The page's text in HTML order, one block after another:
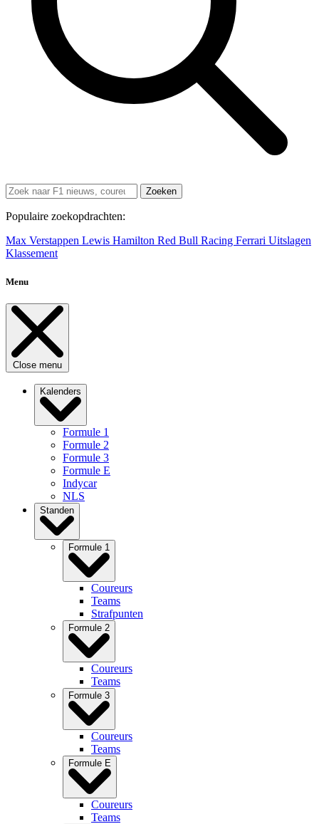
Zoeken
Populaire zoekopdrachten:
Max Verstappen Lewis Hamilton Red Bull Racing Ferrari Uitslagen
Klassement
Menu
Close menu
Kalenders
Formule 1
Formule 2
Formule 3
Formule E
Indycar
NLS
Standen
Formule 1
Coureurs
Teams
Strafpunten
Formule 2
Coureurs
Teams
Formule 3
Coureurs
Teams
Formule E
Coureurs
Teams